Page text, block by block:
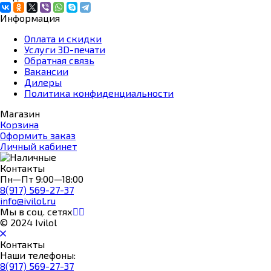
Информация
Оплата и скидки
Услуги 3D-печати
Обратная связь
Вакансии
Дилеры
Политика конфиденциальности
Магазин
Корзина
Оформить заказ
Личный кабинет
Контакты
Пн—Пт 9:00—18:00
8(917) 569-27-37
info@ivilol.ru
Мы в соц. сетях
© 2024 Ivilol
Контакты
Наши телефоны:
8(917) 569-27-37